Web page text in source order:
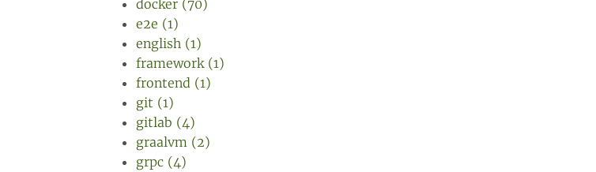
docker (70)
e2e (1)
english (1)
framework (1)
frontend (1)
git (1)
gitlab (4)
graalvm (2)
grpc (4)